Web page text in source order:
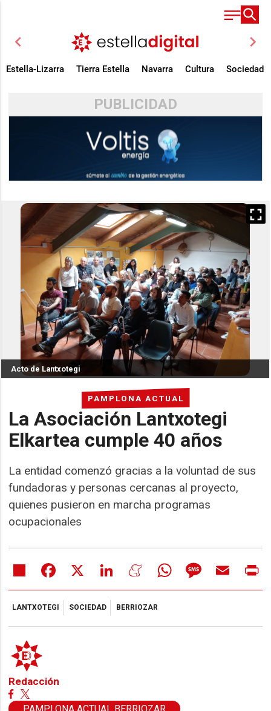
chevron_left chevron_right
Estella-Lizarra Tierra Estella Navarra Cultura Sociedad
PUBLICIDAD
PAMPLONA ACTUAL
La Asociación Lantxotegi
Elkartea cumple 40 años
La entidad comenzó gracias a la voluntad de sus
fundadoras y personas cercanas al proyecto,
quienes pusieron en marcha programas
ocupacionales
Acto de Lantxotegi
Share Facebook LinkedIn MeneameWhatsAppMessageEmail
LANTXOTEGI SOCIEDAD BERRIOZAR
Redacción